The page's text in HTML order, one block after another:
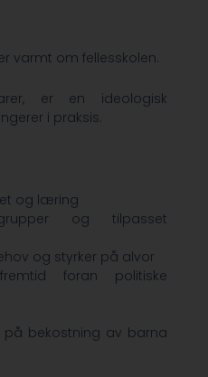
varmt om fellesskolen.
er en ideologisk
i praksis.
og læring
og tilpasset
og styrker på alvor
foran politiske
på bekostning av barna